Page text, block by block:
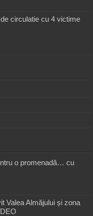
circulatie cu 4 victime
o promenadă… cu
Valea Almăjului și zona